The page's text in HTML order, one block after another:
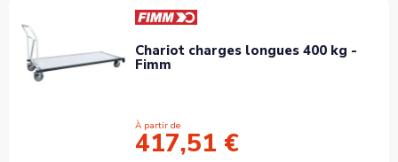
Chariot charges longues 400 kg -
Fimm
À partir de
417,51 €